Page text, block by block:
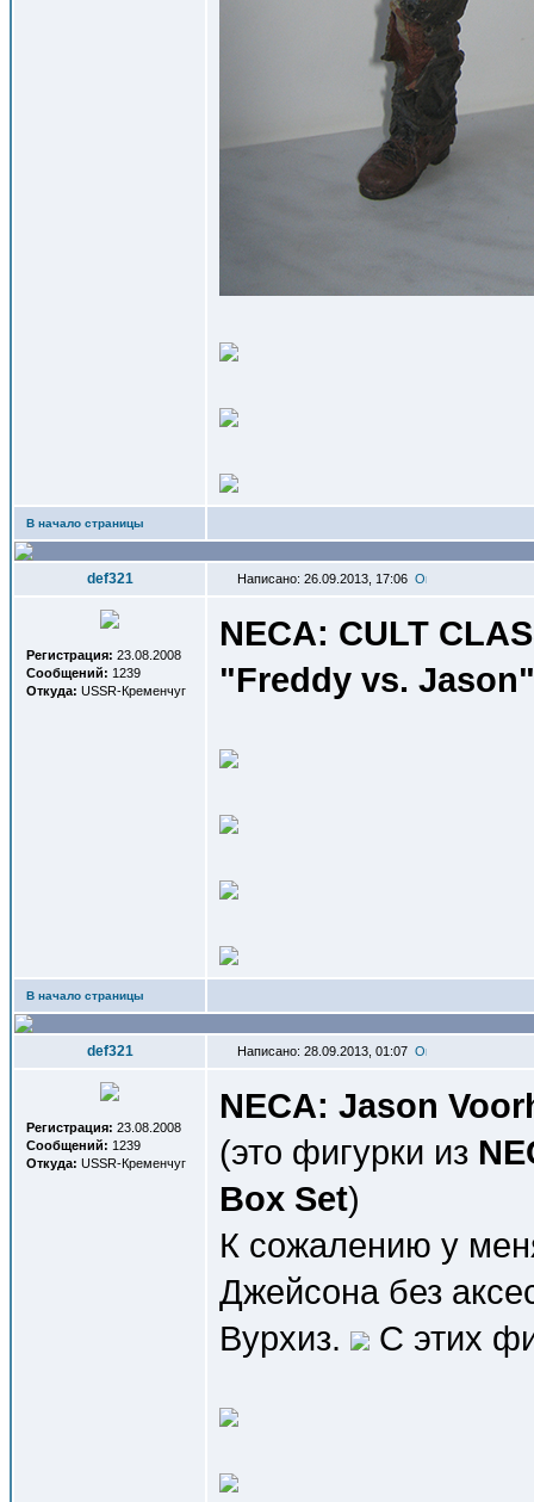
В начало страницы
def321 Написано: 26.09.2013, 17:06
Регистрация: 23.08.2008
Сообщений: 1239
Откуда: USSR-Кременчуг
NECA: CULT
"Freddy vs.
В начало страницы
def321 Написано: 28.09.2013, 01:07
Регистрация: 23.08.2008
Сообщений: 1239
Откуда: USSR-Кременчуг
NECA: Jason
(это фигурки из
Box Set)
К сожалению у
Джейсона без
Вурхиз.
С этих